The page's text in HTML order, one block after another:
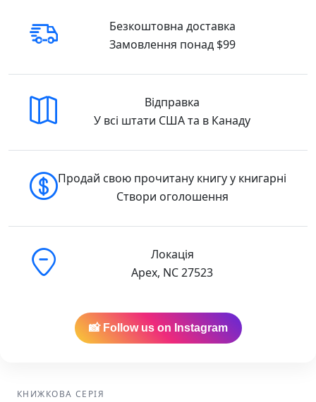
Безкоштовна доставка
Замовлення понад $99
Відправка
У всі штати США та в Канаду
Продай свою прочитану книгу у книгарні
Створи оголошення
Локація
Apex, NC 27523
📸 Follow us on Instagram
КНИЖКОВА СЕРІЯ